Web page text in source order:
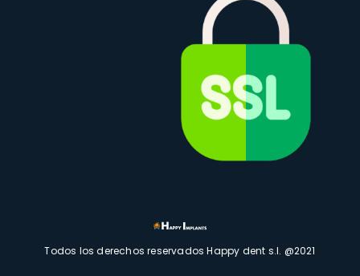
Todos los derechos reservados Happy dent s.l. @2021